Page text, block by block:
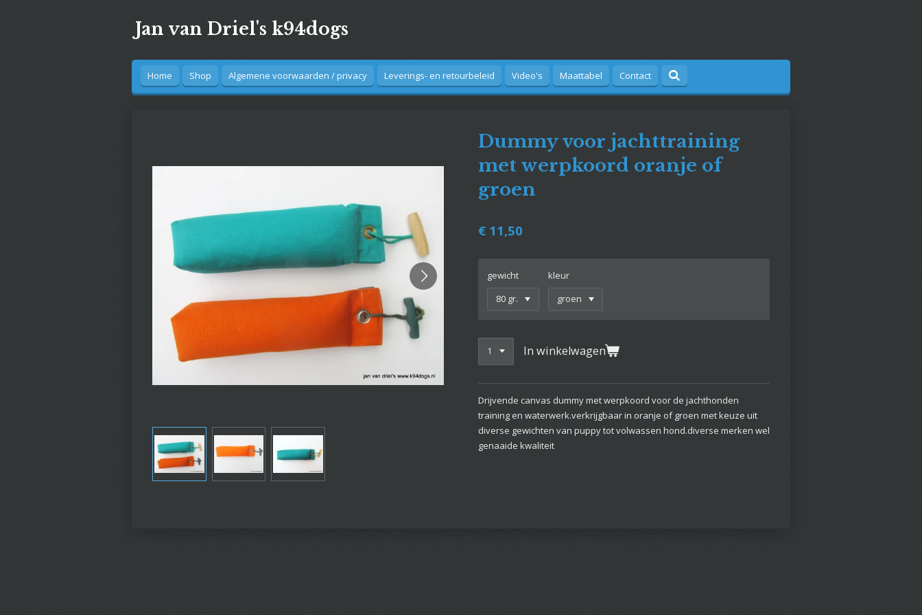
Jan van Driel's k94dogs
Home Shop Algemene voorwaarden / privacy Leverings- en retourbeleid Video's Maattabel Contact
Dummy voor jachttraining
met werpkoord oranje of
groen
€ 11,50
gewicht kleur
In winkelwagen
Drijvende canvas dummy met werpkoord voor de jachthonden
training en waterwerk.verkrijgbaar in oranje of groen met keuze uit
diverse gewichten van puppy tot volwassen hond.diverse merken wel
genaaide kwaliteit